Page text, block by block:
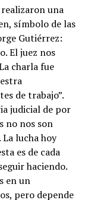
una
símbolo de las
Gutiérrez:
El juez nos
charla fue
de trabajo”.
judicial de por
no nos son
lucha hoy
es de cada
haciendo.
en un
pero depende